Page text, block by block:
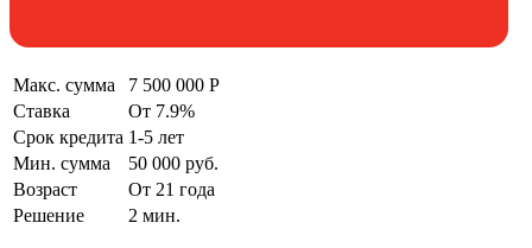
Макс. сумма
7 500 000 Р
Ставка
От 7.9%
Срок кредита 1-5 лет
Мин. сумма
50 000 руб.
Возраст
От 21 года
Решение
2 мин.